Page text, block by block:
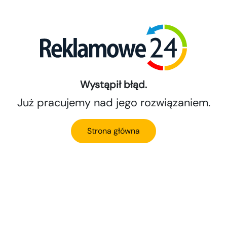
Wystąpił błąd.
Już pracujemy nad jego rozwiązaniem.
Strona główna